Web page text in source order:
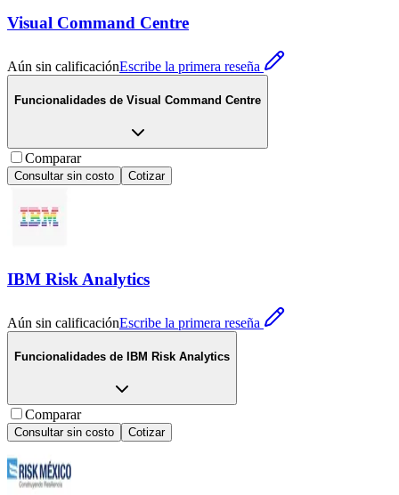
Visual Command Centre
Aún sin calificaciónEscribe la primera reseña
Funcionalidades de Visual Command Centre
Comparar
Consultar sin costo Cotizar
IBM Risk Analytics
Aún sin calificaciónEscribe la primera reseña
Funcionalidades de IBM Risk Analytics
Comparar
Consultar sin costo Cotizar